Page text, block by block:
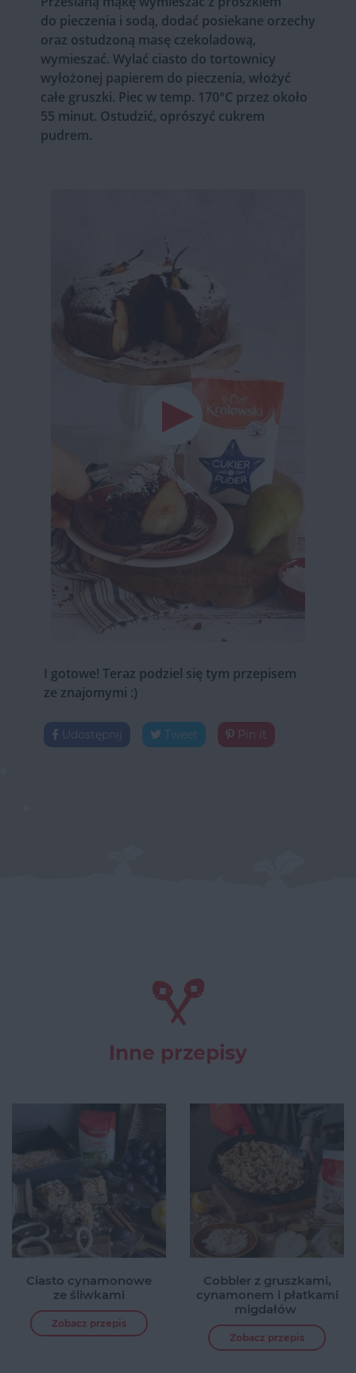
do pieczenia i sodą, dodać posiekane orzechy
oraz ostudzoną masę czekoladową,
wymieszać. Wylać ciasto do tortownicy
wyłożonej papierem do pieczenia, włożyć
całe gruszki. Piec w temp. 170°C przez około
55 minut. Ostudzić, oprószyć cukrem
pudrem.
I gotowe! Teraz podziel się tym przepisem
ze znajomymi :)
Udostępnij Tweet Pin it
Inne przepisy
Ciasto cynamonowe
ze śliwkami
Zobacz przepis
Cobbler z gruszkami,
cynamonem i płatkami
migdałów
Zobacz przepis